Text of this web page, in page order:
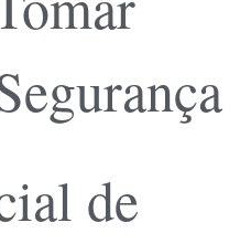
de